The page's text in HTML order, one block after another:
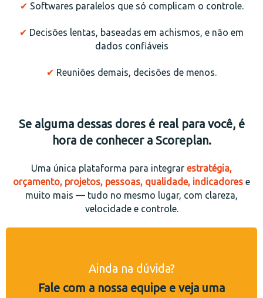
✔ Softwares paralelos que só complicam o controle.
✔ Decisões lentas, baseadas em achismos, e não em
dados confiáveis
✔ Reuniões demais, decisões de menos.
Se alguma dessas dores é real para você, é
hora de conhecer a Scoreplan.
Uma única plataforma para integrar estratégia,
orçamento, projetos, pessoas, qualidade, indicadores e
muito mais — tudo no mesmo lugar, com clareza,
velocidade e controle.
Ainda na dúvida?
Fale com a nossa equipe e veja uma